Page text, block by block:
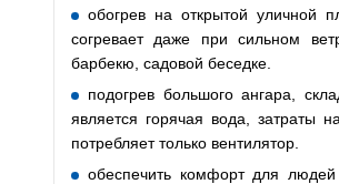
обогрев на открытой уличной
согревает даже при сильном
барбекю, садовой беседке.
подогрев большого ангара,
является горячая вода, затраты
потребляет только вентилятор.
обеспечить комфорт для